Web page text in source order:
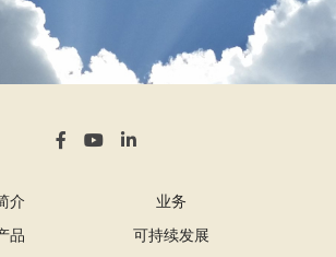
介 业务
品 可持续发展